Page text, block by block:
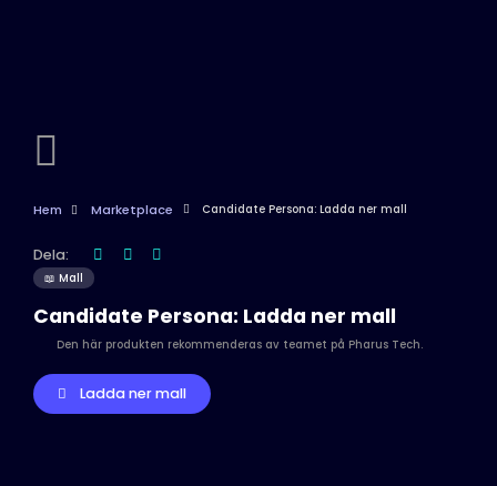
Hem Marketplace Candidate Persona: Ladda ner mall
Dela:
📖 Mall
Candidate Persona: Ladda ner mall
Den här produkten rekommenderas av teamet på Pharus Tech.
Ladda ner mall